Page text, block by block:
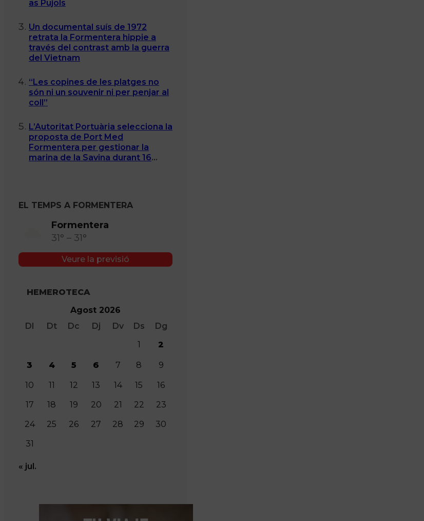
as Pujols
Un documental suís de 1972
retrata la Formentera hippie a
través del contrast amb la guerra
del Vietnam
“Les copines de les platges no
són ni un souvenir ni per penjar al
coll”
L’Autoritat Portuària selecciona la
proposta de Port Med
Formentera per gestionar la
marina de la Savina durant 16
EL TEMPS A FORMENTERA
Formentera
31° – 31°
Veure la previsió
HEMEROTECA
Agost 2026
Dl
Dt Dc Dj Dv Ds
Dg
1
2
3 4 5 6 7 8 9
10 11 12 13 14 15
16
17
18 19 20 21 22
23
24
25 26 27 28 29
30
31
« jul.